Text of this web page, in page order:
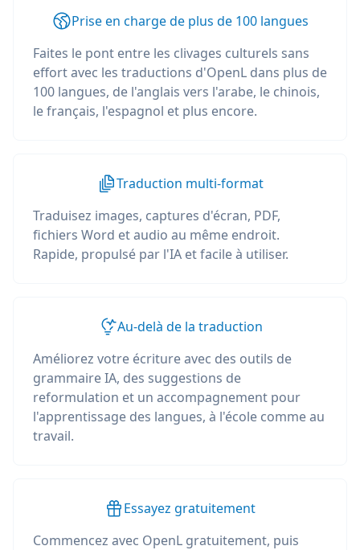
Prise en charge de plus de 100 langues
Faites le pont entre les clivages culturels sans
effort avec les traductions d'OpenL dans plus de
100 langues, de l'anglais vers l'arabe, le chinois,
le français, l'espagnol et plus encore.
Traduction multi-format
Traduisez images, captures d'écran, PDF,
fichiers Word et audio au même endroit.
Rapide, propulsé par l'IA et facile à utiliser.
Au-delà de la traduction
Améliorez votre écriture avec des outils de
grammaire IA, des suggestions de
reformulation et un accompagnement pour
l'apprentissage des langues, à l'école comme au
travail.
Essayez gratuitement
Commencez avec OpenL gratuitement, puis